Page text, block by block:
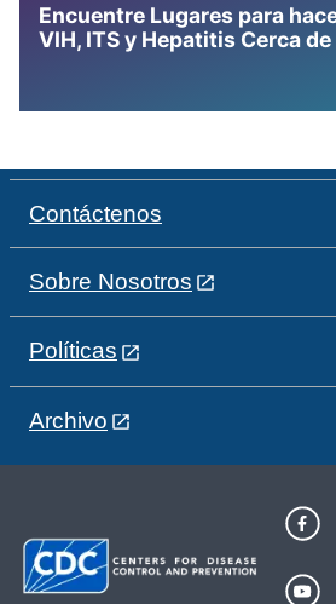
Encuentre Lugares para
VIH, ITS y Hepatitis Cerca
Contáctenos
Sobre Nosotros
Políticas
Archivo